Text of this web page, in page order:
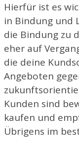
Hierfür ist es
in Bindung und
die Bindung zu
eher auf
die deine
Angeboten
Kunden sind
kaufen und
Übrigens im